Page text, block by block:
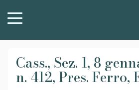
Cass., Sez. 1, 8
n. 412, Pres. Ferro,